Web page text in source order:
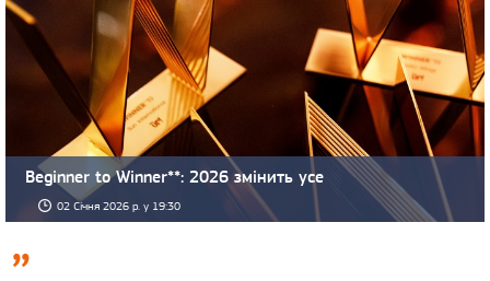
Beginner to Winner**: 2026 змінить усе
02 Січня 2026 р. у 19:30